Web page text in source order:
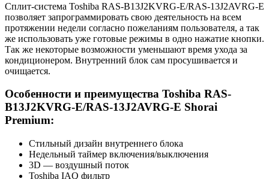
Сплит-система Toshiba RAS-B13J2KVRG-E/RAS-13J2AVRG-E
позволяет запрограммировать свою деятельность на всем
протяжении недели согласно пожеланиям пользователя, а так
же использовать уже готовые режимы в одно нажатие кнопки.
Так же некоторые возможности уменьшают время ухода за
кондиционером. Внутренний блок сам просушивается и
очищается.
Особенности и преимущества Toshiba RAS-
B13J2KVRG-E/RAS-13J2AVRG-E Shorai
Premium:
Стильный дизайн внутреннего блока
Недельный таймер включения/выключения
3D — воздушный поток
Toshiba IAQ фильтр